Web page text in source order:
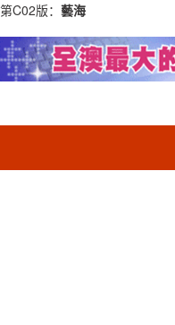
第C02版： 藝海